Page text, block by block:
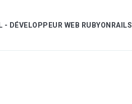
- DÉVELOPPEUR WEB RUBYONRAILS